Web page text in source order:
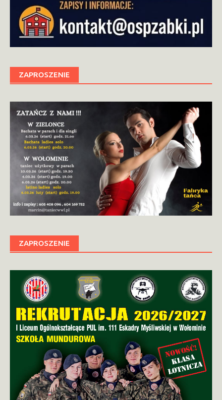
ZAPROSZENIE
ZAPROSZENIE